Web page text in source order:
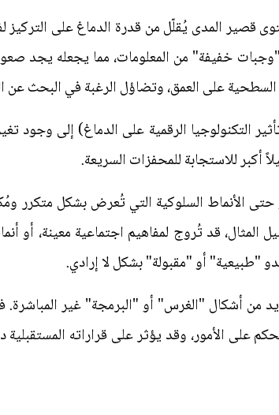
قصير المدى يُقلّل من قدرة الدماغ على
"وجبات خفيفة" من المعلومات، مما يجعله يجد
على العمق، وتضاؤل الرغبة في البحث عن
الرقمية على الدماغ) إلى وجود
أكبر للاستجابة للمحفزات السريعة.
حتى الأنماط السلوكية التي تُعرض بشكل متكرر
قد تُروج لمفاهيم اجتماعية معينة، أو
"طبيعية" أو "مقبولة" بشكل لا إرادي.
من أشكال "الغرس" أو "البرمجة" غير المباشرة.
على الأمور، وقد يؤثر على قراراته